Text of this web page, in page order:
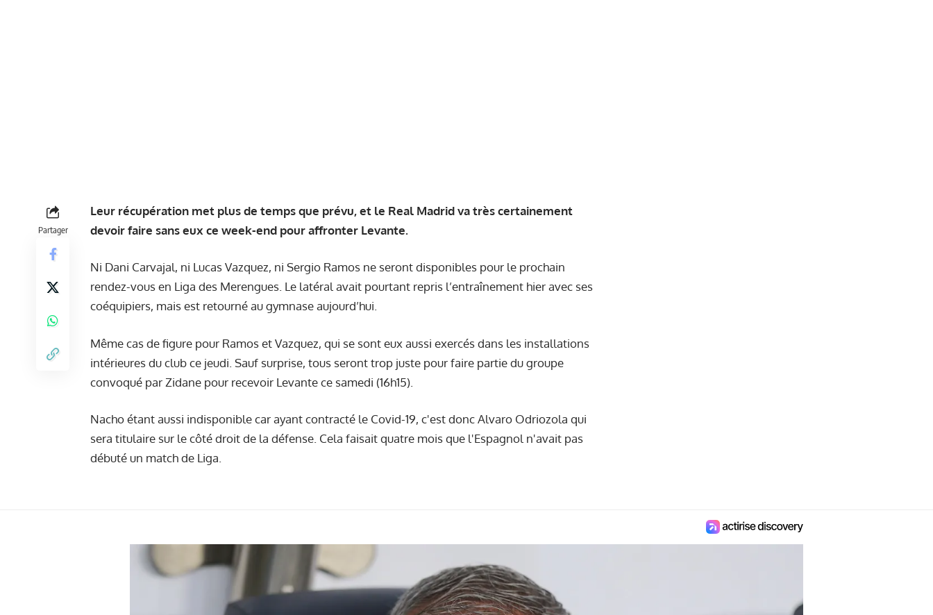
Partager
Leur récupération met plus de temps que prévu, et le Real Madrid va très certainement
devoir faire sans eux ce week-end pour affronter Levante.
Ni Dani Carvajal, ni Lucas Vazquez, ni Sergio Ramos ne seront disponibles pour le prochain
rendez-vous en Liga des Merengues. Le latéral avait pourtant repris l’entraînement hier avec ses
coéquipiers, mais est retourné au gymnase aujourd’hui.
Même cas de figure pour RamosetVazquez, qui se sont eux aussi exercés dans les installations
intérieures du club ce jeudi. Sauf surprise, tous seront trop juste pour faire partie du groupe
convoqué par Zidane pour recevoir Levante ce samedi (16h15).
Nacho étant aussi indisponible car ayant contracté le Covid-19, c'est donc Alvaro Odriozola qui
sera titulaire sur le côté droit de la défense. Cela faisait quatre mois que l'Espagnol n'avait pas
débuté un match de Liga.